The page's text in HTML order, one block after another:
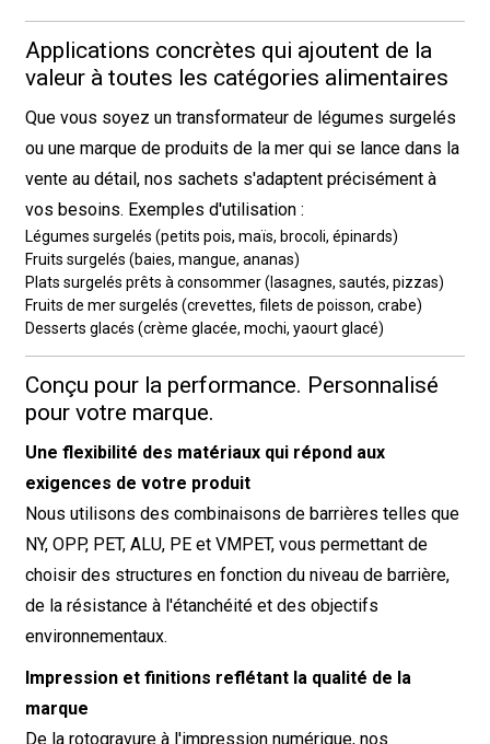
Applications concrètes qui ajoutent de la
valeur à toutes les catégories alimentaires
Que vous soyez un transformateur de légumes surgelés
ou une marque de produits de la mer qui se lance dans la
vente au détail, nos sachets s'adaptent précisément à
vos besoins. Exemples d'utilisation :
Légumes surgelés (petits pois, maïs, brocoli, épinards)
Fruits surgelés (baies, mangue, ananas)
Plats surgelés prêts à consommer (lasagnes, sautés, pizzas)
Fruits de mer surgelés (crevettes, filets de poisson, crabe)
Desserts glacés (crème glacée, mochi, yaourt glacé)
Conçu pour la performance. Personnalisé
pour votre marque.
Une flexibilité des matériaux qui répond aux
exigences de votre produit
Nous utilisons des combinaisons de barrières telles que
NY, OPP, PET, ALU, PE et VMPET, vous permettant de
choisir des structures en fonction du niveau de barrière,
de la résistance à l'étanchéité et des objectifs
environnementaux.
Impression et finitions reflétant la qualité de la
marque
De la rotogravure à l'impression numérique, nos